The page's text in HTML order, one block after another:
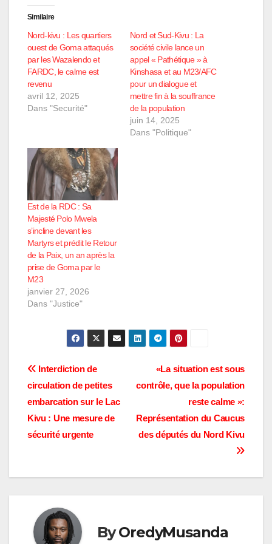
Similaire
Nord-kivu : Les quartiers
ouest de Goma attaqués
par les Wazalendo et
FARDC, le calme est
revenu
avril 12, 2025
Dans "Securité"
Nord et Sud-Kivu : La
société civile lance un
appel « Pathétique » à
Kinshasa et au M23/AFC
pour un dialogue et
mettre fin à la souffrance
de la population
juin 14, 2025
Dans "Politique"
Est de la RDC : Sa
Majesté Polo Mwela
s’incline devant les
Martyrs et prédit le Retour
de la Paix, un an après la
prise de Goma par le
M23
janvier 27, 2026
Dans "Justice"
Navigation
de
l’article
«La situation est sous
contrôle, que la population
reste calme »:
Représentation du Caucus
des députés du Nord Kivu
Interdiction de
circulation de petites
embarcation sur le Lac
Kivu : Une mesure de
sécurité urgente
ByOredyMusanda